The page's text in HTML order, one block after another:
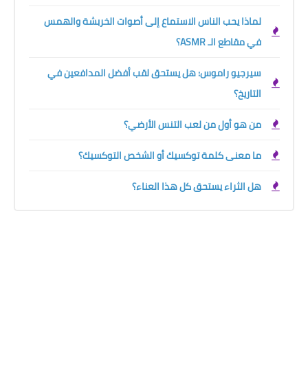
لماذا يحب الناس الاستماع إلى أصوات الخربشة والهمس
في مقاطع الـ ASMR؟
سيرجيو راموس: هل يستحق لقب أفضل المدافعين في
التاريخ؟
من هو أول من لعب التنس الأرضي؟
ما معنى كلمة توكسيك أو الشخص التوكسيك؟
هل الثراء يستحق كل هذا العناء؟